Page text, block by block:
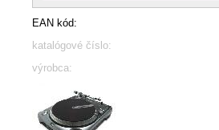
EAN kód:
katalógové číslo:
výrobca: